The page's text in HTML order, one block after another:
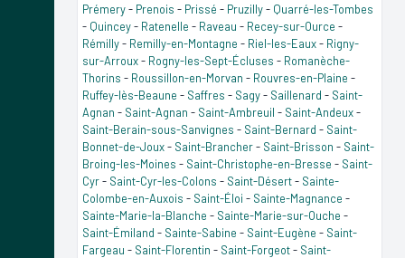
Prémery- Prenois - Prissé - Pruzilly- Quarré-les-Tombes
- Quincey- Ratenelle - Raveau - Recey-sur-Ource -
Rémilly- Remilly-en-Montagne - Riel-les-Eaux- Rigny-
sur-Arroux- Rogny-les-Sept-Écluses - Romanèche-
Thorins - Roussillon-en-Morvan - Rouvres-en-Plaine -
Ruffey-lès-Beaune - Saffres - Sagy- Saillenard - Saint-
Agnan - Saint-Agnan - Saint-Ambreuil - Saint-Andeux-
Saint-Berain-sous-Sanvignes - Saint-Bernard - Saint-
Bonnet-de-Joux- Saint-Brancher- Saint-Brisson - Saint-
Broing-les-Moines - Saint-Christophe-en-Bresse - Saint-
Cyr- Saint-Cyr-les-Colons - Saint-Désert- Sainte-
Colombe-en-Auxois - Saint-Éloi - Sainte-Magnance -
Sainte-Marie-la-Blanche - Sainte-Marie-sur-Ouche -
Saint-Émiland - Sainte-Sabine - Saint-Eugène - Saint-
Fargeau - Saint-Florentin - Saint-Forgeot- Saint-